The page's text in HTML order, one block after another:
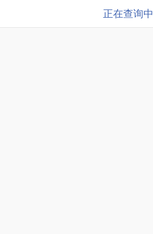
正在查询中